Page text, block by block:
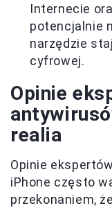
Internecie
potencjalnie
narzędzie
cyfrowej.
Opinie
realia
Opinie
iPhone często
przekonaniem,